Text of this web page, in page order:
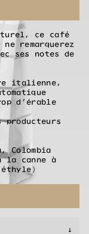
ce café
remarquerez
ses notes de
italienne,
d’érable
Colombia
la canne à